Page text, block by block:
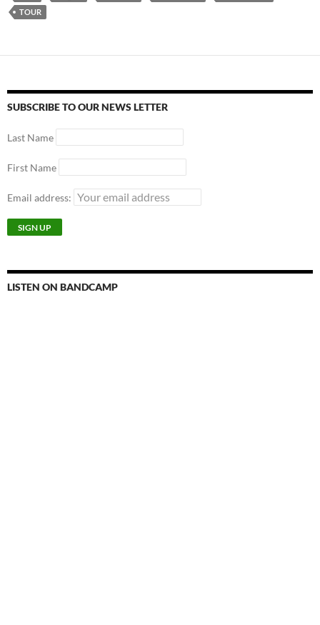
TOUR
SUBSCRIBE TO OUR NEWS LETTER
Last Name
First Name
Email address:
LISTEN ON BANDCAMP